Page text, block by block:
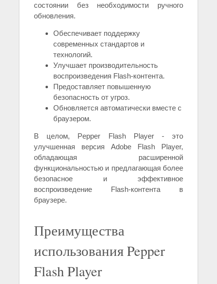
состоянии без необходимости ручного
обновления.
Обеспечивает поддержку
современных стандартов и
технологий.
Улучшает производительность
воспроизведения Flash-контента.
Предоставляет повышенную
безопасность от угроз.
Обновляется автоматически вместе с
браузером.
В целом, Pepper Flash Player - это
улучшенная версия Adobe Flash Player,
обладающая расширенной
функциональностью и предлагающая более
безопасное и эффективное
воспроизведение Flash-контента в
браузере.
Преимущества
использования Pepper
Flash Player